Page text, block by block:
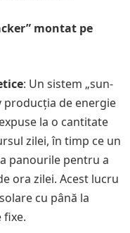
montat pe
: Un sistem „sun-
producția de energie
la o cantitate
zilei, în timp ce un
panourile pentru a
ora zilei. Acest lucru
cu până la
fixe.